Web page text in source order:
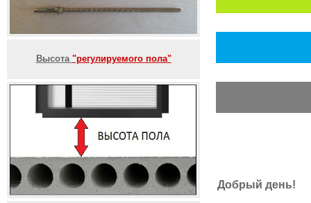
Высота "регулируемого пола"
Добрый день!